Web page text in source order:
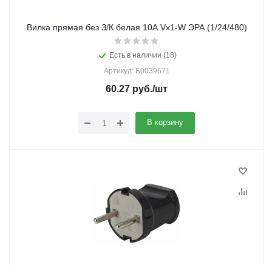
Вилка прямая без З/К белая 10А Vx1-W ЭРА (1/24/480)
Есть в наличии (18)
Артикул: Б0039671
60.27 руб./шт
В корзину